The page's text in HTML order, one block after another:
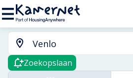
Zoekopslaan